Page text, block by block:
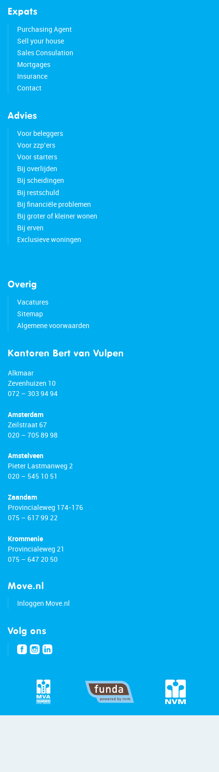
Expats
Purchasing Agent
Sell your house
Sales Consulation
Mortgages
Insurance
Contact
Advies
Voor beleggers
Voor zzp’ers
Voor starters
Bij overlijden
Bij scheidingen
Bij restschuld
Bij financiële problemen
Bij groter of kleiner wonen
Bij erven
Exclusieve woningen
Overig
Vacatures
Sitemap
Algemene voorwaarden
Kantoren Bert van Vulpen
Alkmaar
Zevenhuizen 10
072 – 303 94 94
Amsterdam
Zeilstraat 67
020 – 705 89 98
Amstelveen
Pieter Lastmanweg 2
020 – 545 10 51
Zaandam
Provincialeweg 174-176
075 – 617 99 22
Krommenie
Provincialeweg 21
075 – 647 20 50
Move.nl
Inloggen Move.nl
Volg ons